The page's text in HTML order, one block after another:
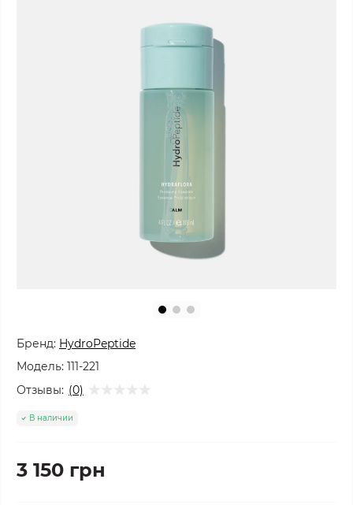
Бренд: HydroPeptide
Модель: 111-221
Отзывы: (0)
В наличии
3 150 грн